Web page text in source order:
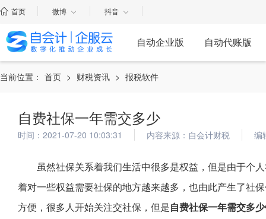
首页 微博 抖音
自动企业版 自动代账版
当前位置： 首页 > 财税资讯 > 报税软件
自费社保一年需交多少
时间：2021-07-20 10:03:31 内容来源：自会计财税 编
虽然社保关系着我们生活中很多是权益，但是由于个
着对一些权益需要社保的地方越来越多，也由此产生了社
方便，很多人开始关注交社保，但是自费社保一年需交多